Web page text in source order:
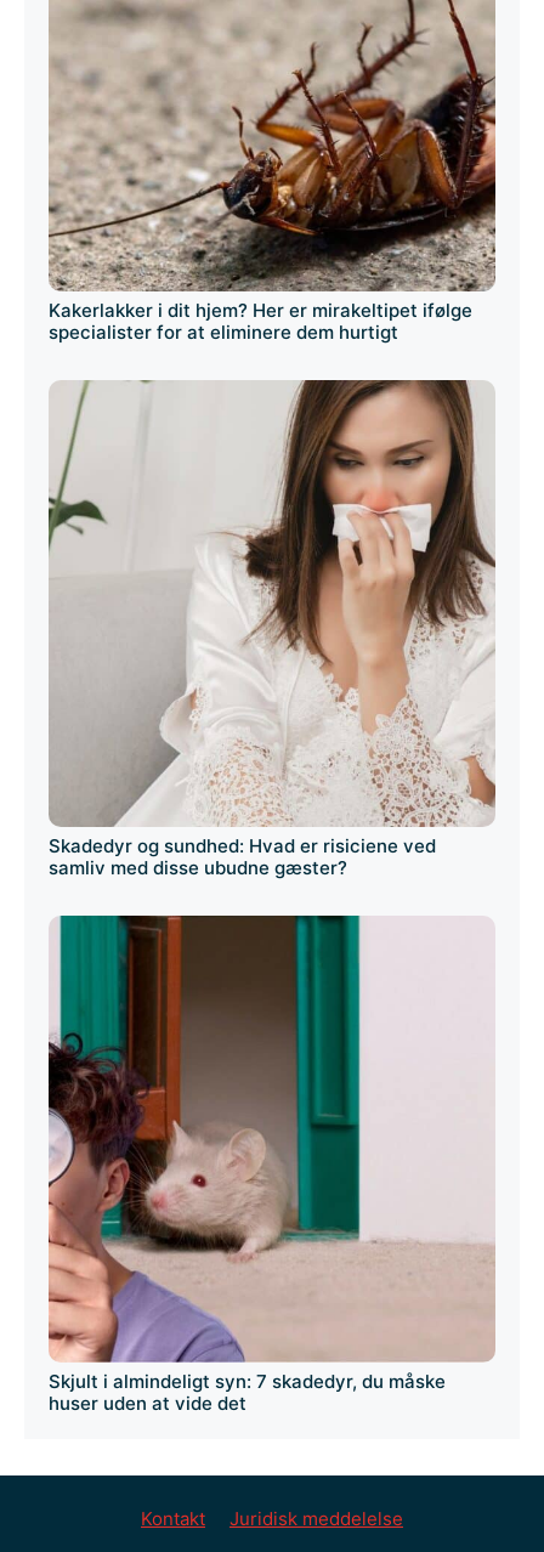
Kakerlakker i dit hjem? Her er mirakeltipet ifølge
specialister for at eliminere dem hurtigt
Skadedyr og sundhed: Hvad er risiciene ved
samliv med disse ubudne gæster?
Skjult i almindeligt syn: 7 skadedyr, du måske
huser uden at vide det
Kontakt Juridisk meddelelse